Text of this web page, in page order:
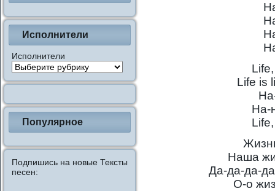
Исполнители
Исполнители
Популярное
Подпишись на новые Тексты
песен:
Life is
На-
Наша
Да-да-да-
О-о